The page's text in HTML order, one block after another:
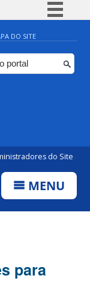
BR
DO SITE
do Site
MENU
para